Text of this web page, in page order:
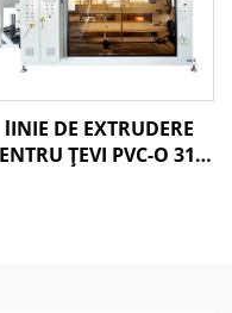
lINIE DE EXTRUDERE
ŢEVI PVC-O 315-